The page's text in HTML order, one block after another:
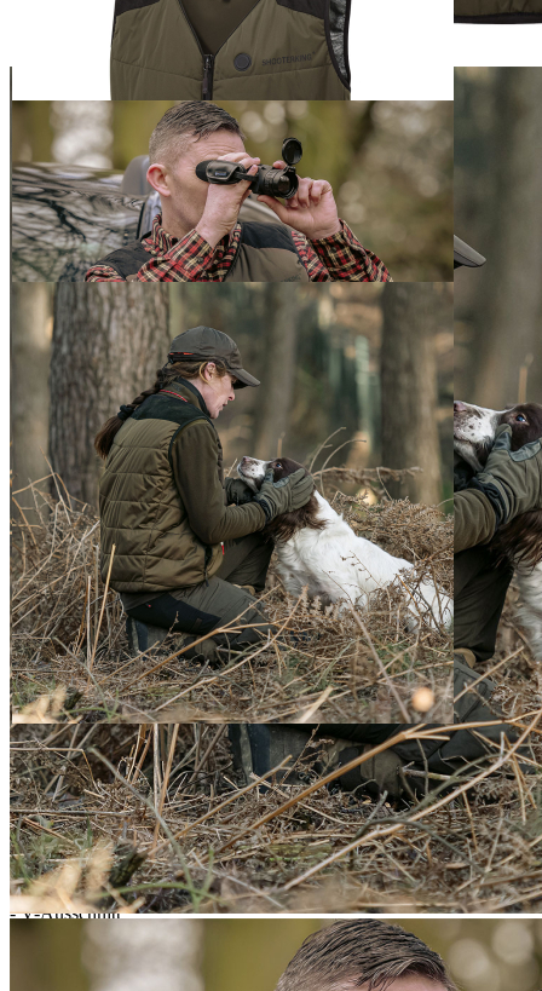
Shooterking i-Heat
Heizweste
ab
159,00 €
inkl. MwSt. zzgl. Versand
Auswählen
Ausführung
Zum Warenkorb hinzufügen
Zur Wunschliste hinzufügen
Sofort lieferbar
Beschreibung
Heizweste mit integrierter Wärmemembrane im Rücken (Nano-
Heizröhrchen). Stufenlose Temperaturregelung von 38-53 °C,
einstellbar mit Druckknopf im linken Brustbereich oder stufenlos
regulierbar über eine App „iwarm3“ (für Android, iOS erhältlich).
Wasserfester, stabiler USB-Anschluss zum einfachen Laden an einer
Powerbank (nicht im Lieferumfang erhalten).
Details:
- Temperaturregelung stufenlos von 38-53 °C
- Wärmemembrane mit Nano-Heizröhrchen
- V-Ausschnitt
- seitliche Stretch-Einsätze
- zusätzliche Wärmefütterung
- Druckknopf im linken Brustbereich